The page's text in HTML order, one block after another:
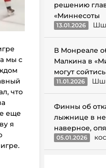
мы с
что
еще
я
решению
«Миннесоты
13.01.2026
В Монреале
Малкина в
могут
11.01.2026
Финны об
лыжнице в
наверное,
05.01.2026